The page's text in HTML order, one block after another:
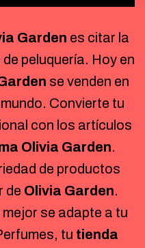
Garden es citar la
peluquería. Hoy en
se venden en
Convierte tu
con los artículos
Olivia Garden.
de productos
de Olivia Garden.
se adapte a tu
tu tienda